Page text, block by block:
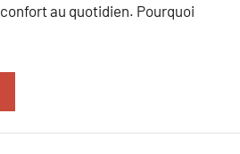
au quotidien. Pourquoi